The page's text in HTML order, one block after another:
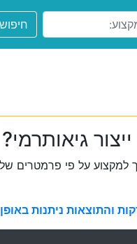
חיפוש
גיאותרמי?
על פי פרמטרים
והתוצאות ניתנות באופן